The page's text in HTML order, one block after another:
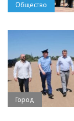
Общество
Город